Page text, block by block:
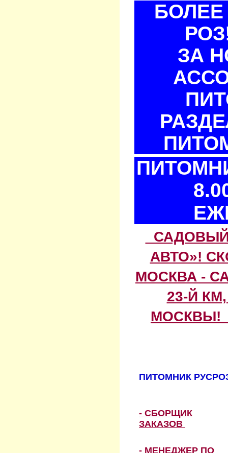
БОЛЕЕ
ЗА
АВТО»!
МОСКВА -
23-Й
МОСКВЫ!
ПИТОМНИК
- СБОРЩИК
ЗАКАЗОВ
- МЕНЕДЖЕР ПО